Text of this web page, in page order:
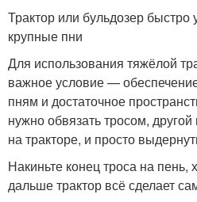
Трактор или бульдозер
крупные пни
Для использования тяжёлой
важное условие —
пням и достаточное
нужно обвязать тросом, другой
на тракторе, и просто
Накиньте конец троса на пень,
дальше трактор всё сделает